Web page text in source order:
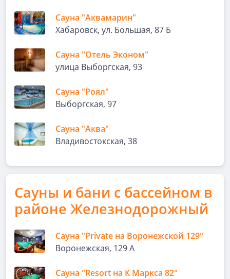
Сауна "Аквамарин"
Хабаровск, ул. Большая, 87 Б
Сауна "Отель Эконом"
улица Выборгская, 93
Сауна "Роял"
Выборгская, 97
Сауна "Аква"
Владивостокская, 38
Сауны и бани с бассейном в
районе Железнодорожный
Сауна "Private на Воронежской 129"
Воронежская, 129 А
Сауна "Resort на К Маркса 82"